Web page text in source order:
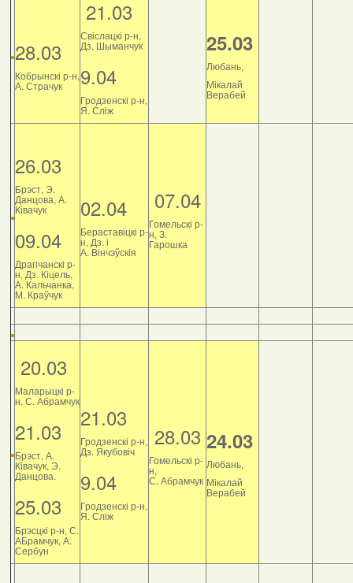
28.03
Кобрынскі р-н,
А. Страчук
21.03
Свіслацкі р-н,
Дз. Шыманчук
9.04
Гродзенскі р-н,
Я. Сліж
25.03
Любань,
Мікалай
Верабей
26.03
Брэст, Э.
Данцова, А.
Ківачук
09.04
Драгічанскі р-
н, Дз. Кіцель,
А. Кальчанка,
М. Краўчук
02.04
Бераставіцкі р-
н, Дз. і
А. Вінчэўскія
07.04
Гомельскі р-
н, З.
Гарошка
20.03
Маларыцкі р-
н, С. Абрамчук
21.03
Брэст, А.
Ківачук, Э.
Данцова.
25.03
Брэсцкі р-н, С.
АБрамчук, А.
Сербун
21.03
Гродзенскі р-н,
Дз. Якубовіч
9.04
Гродзенскі р-н,
Я. Сліж
28.03
Гомельскі р-
н,
С. Абрамчук
24.03
Любань,
Мікалай
Верабей